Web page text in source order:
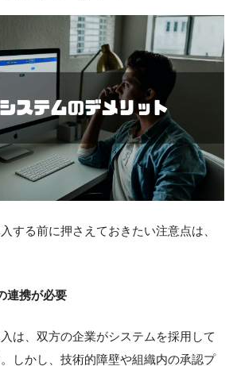
する前に押さえておきたい注意点は、
連携が必要
は、双方の企業がシステムを採用して
しかし、技術的障壁や組織内の承認プ